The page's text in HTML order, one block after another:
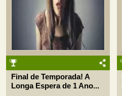
Final de Temporada! A
Longa Espera de 1 Ano...